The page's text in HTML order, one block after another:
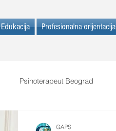
Edukacija Profesionalna orijentacija
Psihoterapeut Beograd
GAPS